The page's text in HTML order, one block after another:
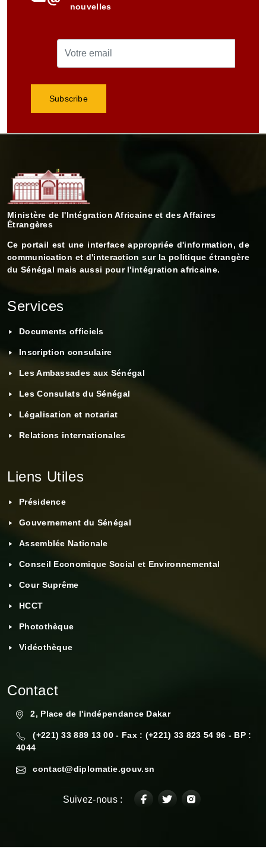
nouvelles
Ministère de l'Intégration Africaine et des Affaires
Étrangères
Ce portail est une interface appropriée d'information, de
communication et d'interaction sur la politique étrangère
du Sénégal mais aussi pour l'intégration africaine.
Services
Documents officiels
Inscription consulaire
Les Ambassades aux Sénégal
Les Consulats du Sénégal
Légalisation et notariat
Relations internationales
Liens Utiles
Présidence
Gouvernement du Sénégal
Assemblée Nationale
Conseil Economique Social et Environnemental
Cour Suprême
HCCT
Photothèque
Vidéothèque
Contact
2, Place de l'indépendance Dakar
(+221) 33 889 13 00 - Fax : (+221) 33 823 54 96 - BP :
4044
contact@diplomatie.gouv.sn
Suivez-nous :